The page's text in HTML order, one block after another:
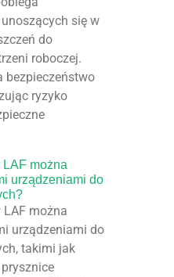
się w
do
roboczej.
bezpieczeństwo
ryzyko
LAF można
urządzeniami do
LAF można
urządzeniami do
takimi jak